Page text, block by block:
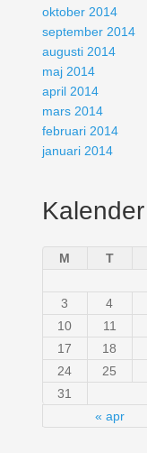
oktober 2014
september 2014
augusti 2014
maj 2014
april 2014
mars 2014
februari 2014
januari 2014
Kalender
M
T
« apr
3
4
10
11
17
18
24
25
31